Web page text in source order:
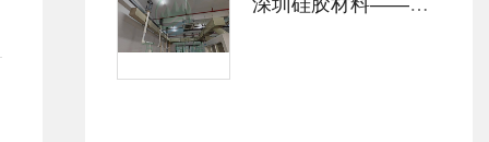
深圳硅胶材料——实验室废气处理案例